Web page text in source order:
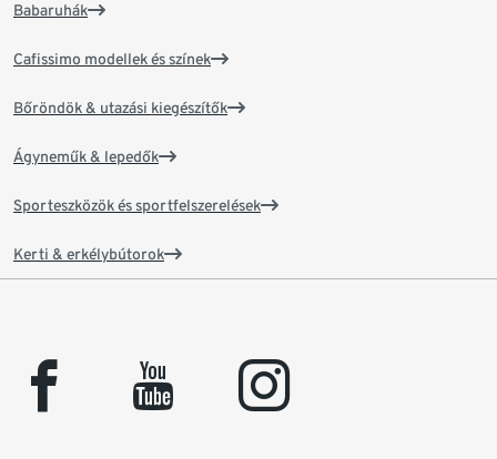
Babaruhák
Cafissimo modellek és színek
Bőröndök & utazási kiegészítők
Ágyneműk & lepedők
Sporteszközök és sportfelszerelések
Kerti & erkélybútorok
facebook youtube instagram